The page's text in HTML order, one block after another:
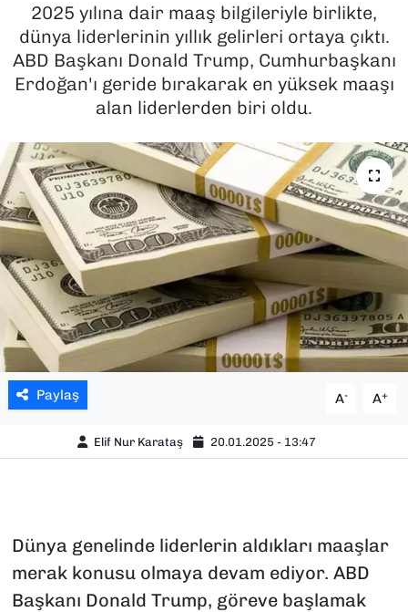
2025 yılına dair maaş bilgileriyle birlikte,
dünya liderlerinin yıllık gelirleri ortaya çıktı.
ABD Başkanı Donald Trump, Cumhurbaşkanı
Erdoğan'ı geride bırakarak en yüksek maaşı
alan liderlerden biri oldu.
Paylaş A- A+
Elif Nur Karataş 20.01.2025 - 13:47
Dünya genelinde liderlerin aldıkları maaşlar
merak konusu olmaya devam ediyor. ABD
Başkanı Donald Trump, göreve başlamak
MAGAZİN
POLİTİKA
SAĞLIK
SPOR
TEKNOLOJİ
YAŞAM
YEREL YÖNETİMLER
Haber Arşivi